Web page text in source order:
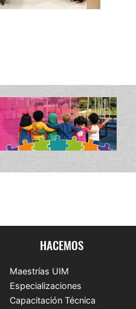
HACEMOS
Maestrías UIM
Especializaciones
Capacitación Técnica